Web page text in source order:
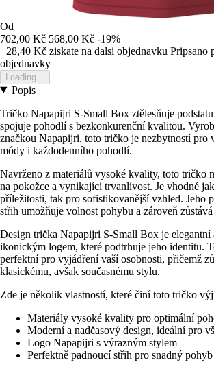
Od
702,00 Kč 568,00 Kč -19%
+28,40 Kč ziskate na dalsi objednavku Pripsano
objednavky
Loading...
Popis
Tričko Napapijri S-Small Box ztělesňuje
spojuje pohodlí s bezkonkurenční kvalitou.
značkou Napapijri, toto tričko je nezbytností pro
módy i každodenního pohodlí.
Navrženo z materiálů vysoké kvality, toto tričko
na pokožce a vynikající trvanlivost. Je vhodné
příležitosti, tak pro sofistikovanější vzhled. Jeho
střih umožňuje volnost pohybu a zároveň
Design trička Napapijri S-Small Box je elegantní
ikonickým logem, které podtrhuje jeho identitu.
perfektní pro vyjádření vaší osobnosti, přičemž
klasickému, avšak současnému stylu.
Zde je několik vlastností, které činí toto tričko
Materiály vysoké kvality pro optimální
Moderní a nadčasový design, ideální pro
Logo Napapijri s výrazným stylem
Perfektně padnoucí střih pro snadný pohyb